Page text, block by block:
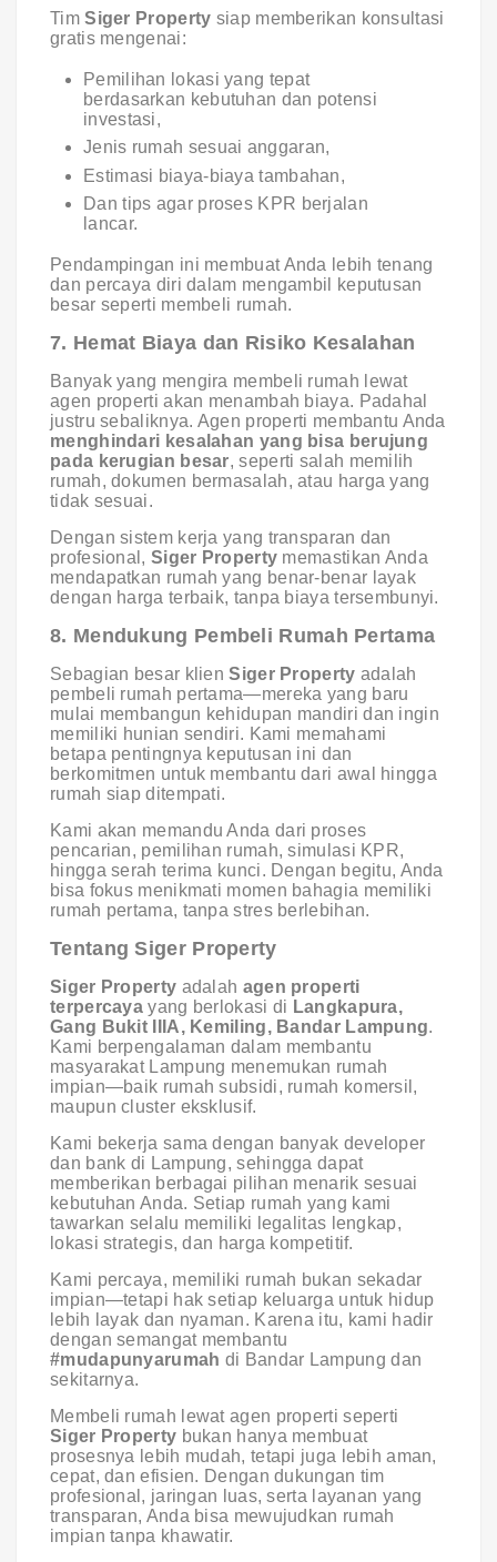
TimSiger Property siap memberikan konsultasi
gratis mengenai:
Pemilihan lokasi yang tepat
berdasarkan kebutuhan dan potensi
investasi,
Jenis rumah sesuai anggaran,
Estimasi biaya-biaya tambahan,
Dan tips agar proses KPR berjalan
lancar.
Pendampingan ini membuat Anda lebih tenang
dan percaya diri dalam mengambil keputusan
besar seperti membeli rumah.
7. Hemat Biaya dan Risiko Kesalahan
Banyak yang mengira membeli rumah lewat
agen properti akan menambah biaya. Padahal
justru sebaliknya. Agen properti membantu Anda
menghindari kesalahan yang bisa berujung
pada kerugian besar, seperti salah memilih
rumah, dokumen bermasalah, atau harga yang
tidak sesuai.
Dengan sistem kerja yang transparan dan
profesional, Siger Property memastikan Anda
mendapatkan rumah yang benar-benar layak
dengan harga terbaik, tanpa biaya tersembunyi.
8. Mendukung Pembeli Rumah Pertama
Sebagian besar klienSiger Property adalah
pembeli rumah pertama—mereka yang baru
mulai membangun kehidupan mandiri dan ingin
memiliki hunian sendiri. Kami memahami
betapa pentingnya keputusan ini dan
berkomitmen untuk membantu dari awal hingga
rumah siap ditempati.
Kami akan memandu Anda dari proses
pencarian, pemilihan rumah, simulasi KPR,
hingga serah terima kunci. Dengan begitu, Anda
bisa fokus menikmati momen bahagia memiliki
rumah pertama, tanpa stres berlebihan.
Tentang Siger Property
Siger Property adalah agen properti
terpercaya yang berlokasi di Langkapura,
Gang Bukit IIIA, Kemiling, Bandar Lampung.
Kami berpengalaman dalam membantu
masyarakat Lampung menemukan rumah
impian—baik rumah subsidi, rumah komersil,
maupun cluster eksklusif.
Kami bekerja sama dengan banyak developer
dan bank di Lampung, sehingga dapat
memberikan berbagai pilihan menarik sesuai
kebutuhan Anda. Setiap rumah yang kami
tawarkan selalu memiliki legalitas lengkap,
lokasi strategis, dan harga kompetitif.
Kami percaya, memiliki rumah bukan sekadar
impian—tetapi hak setiap keluarga untuk hidup
lebih layak dan nyaman. Karena itu, kami hadir
dengan semangat membantu
#mudapunyarumah di Bandar Lampung dan
sekitarnya.
Membeli rumah lewat agen properti seperti
Siger Property bukan hanya membuat
prosesnya lebih mudah, tetapi juga lebih aman,
cepat, dan efisien. Dengan dukungan tim
profesional, jaringan luas, serta layanan yang
transparan, Anda bisa mewujudkan rumah
impian tanpa khawatir.